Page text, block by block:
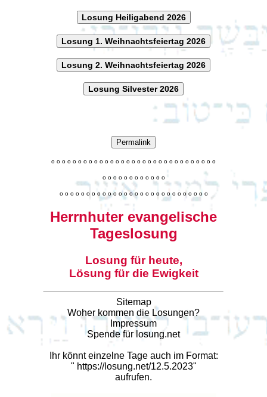
Losung Heiligabend 2026
Losung 1. Weihnachtsfeiertag 2026
Losung 2. Weihnachtsfeiertag 2026
Losung Silvester 2026
Permalink
o o o o o o o o o o o o o o o o o o o o o o o o o o o o o o o
o o o o o o o o o o o o
o o o o o o o o o o o o o o o o o o o o o o o o o o o o
Herrnhuter evangelische
Tageslosung
Losung für heute,
Lösung für die Ewigkeit
Sitemap
Woher kommen die Losungen?
Impressum
Spende für losung.net
Ihr könnt einzelne Tage auch im Format:
" https://losung.net/12.5.2023"
aufrufen.